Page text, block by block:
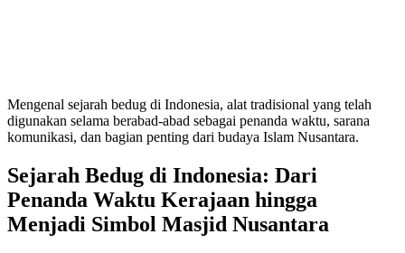
Mengenal sejarah bedug di Indonesia, alat tradisional yang telah
digunakan selama berabad-abad sebagai penanda waktu, sarana
komunikasi, dan bagian penting dari budaya Islam Nusantara.
Sejarah Bedug di Indonesia: Dari
Penanda Waktu Kerajaan hingga
Menjadi Simbol Masjid Nusantara